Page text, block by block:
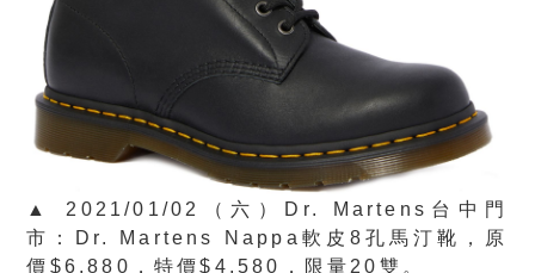
▲ 2021/01/02（六）Dr. Martens台中門
市：Dr. Martens Nappa軟皮8孔馬汀靴，原
價$6,880，特價$4,580，限量20雙。